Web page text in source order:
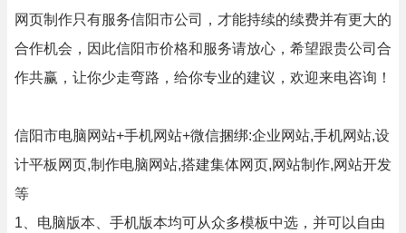
网页制作只有服务信阳市公司，才能持续的续费并有更大的
合作机会，因此信阳市价格和服务请放心，希望跟贵公司合
作共赢，让你少走弯路，给你专业的建议，欢迎来电咨询！
信阳市电脑网站+手机网站+微信捆绑:企业网站,手机网站,设
计平板网页,制作电脑网站,搭建集体网页,网站制作,网站开发
等
1、电脑版本、手机版本均可从众多模板中选，并可以自由